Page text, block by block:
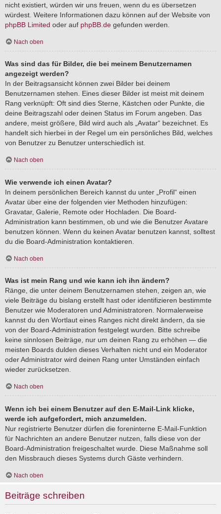
nicht existiert, würden wir uns freuen, wenn du es übersetzen
würdest. Weitere Informationen dazu können auf der Website von
phpBB Limited oder auf phpBB.de gefunden werden.
Nach oben
Was sind das für Bilder, die bei meinem Benutzernamen
angezeigt werden?
In der Beitragsansicht können zwei Bilder bei deinem
Benutzernamen stehen. Eines dieser Bilder ist meist mit deinem
Rang verknüpft: Oft sind dies Sterne, Kästchen oder Punkte, die
deine Beitragszahl oder deinen Status im Forum angeben. Das
andere, meist größere, Bild wird auch als „Avatar“ bezeichnet. Es
handelt sich hierbei in der Regel um ein persönliches Bild, welches
von Benutzer zu Benutzer unterschiedlich ist.
Nach oben
Wie verwende ich einen Avatar?
In deinem persönlichen Bereich kannst du unter „Profil“ einen
Avatar über eine der folgenden vier Methoden hinzufügen:
Gravatar, Galerie, Remote oder Hochladen. Die Board-
Administration kann bestimmen, ob und wie die Benutzer Avatare
benutzen können. Wenn du keinen Avatar benutzen kannst, solltest
du die Board-Administration kontaktieren.
Nach oben
Was ist mein Rang und wie kann ich ihn ändern?
Ränge, die unter deinem Benutzernamen stehen, zeigen an, wie
viele Beiträge du bislang erstellt hast oder identifizieren bestimmte
Benutzer wie Moderatoren und Administratoren. Normalerweise
kannst du den Wortlaut eines Ranges nicht direkt ändern, da sie
von der Board-Administration festgelegt wurden. Bitte schreibe
keine sinnlosen Beiträge, nur um deinen Rang zu erhöhen — die
meisten Boards dulden dieses Verhalten nicht und ein Moderator
oder Administrator wird deinen Rang unter Umständen einfach
wieder zurücksetzen.
Nach oben
Wenn ich bei einem Benutzer auf den E-Mail-Link klicke,
werde ich aufgefordert, mich anzumelden.
Nur registrierte Benutzer dürfen die foreninterne E-Mail-Funktion
für Nachrichten an andere Benutzer nutzen, falls diese von der
Board-Administration freigeschaltet wurde. Diese Maßnahme soll
den Missbrauch dieses Systems durch Gäste verhindern.
Nach oben
Beiträge schreiben